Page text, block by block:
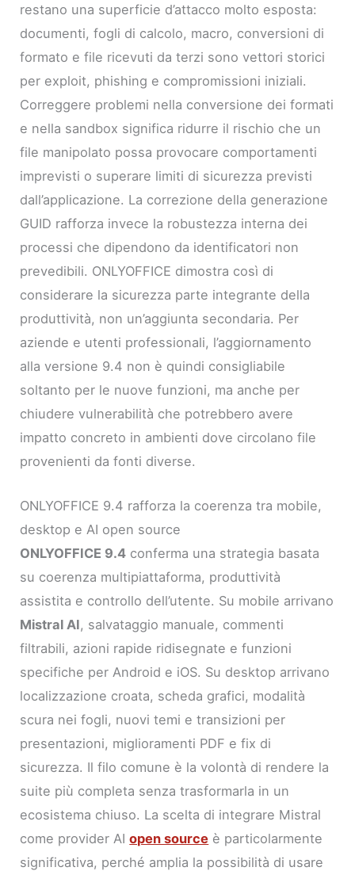
restano una superficie d’attacco molto esposta:
documenti, fogli di calcolo, macro, conversioni di
formato e file ricevuti da terzi sono vettori storici
per exploit, phishing e compromissioni iniziali.
Correggere problemi nella conversione dei formati
e nella sandbox significa ridurre il rischio che un
file manipolato possa provocare comportamenti
imprevisti o superare limiti di sicurezza previsti
dall’applicazione. La correzione della generazione
GUID rafforza invece la robustezza interna dei
processi che dipendono da identificatori non
prevedibili. ONLYOFFICE dimostra così di
considerare la sicurezza parte integrante della
produttività, non un’aggiunta secondaria. Per
aziende e utenti professionali, l’aggiornamento
alla versione 9.4 non è quindi consigliabile
soltanto per le nuove funzioni, ma anche per
chiudere vulnerabilità che potrebbero avere
impatto concreto in ambienti dove circolano file
provenienti da fonti diverse.
ONLYOFFICE 9.4 rafforza la coerenza tra mobile,
desktop e AI open source
ONLYOFFICE 9.4 conferma una strategia basata
su coerenza multipiattaforma, produttività
assistita e controllo dell’utente. Su mobile arrivano
Mistral AI, salvataggio manuale, commenti
filtrabili, azioni rapide ridisegnate e funzioni
specifiche per Android e iOS. Su desktop arrivano
localizzazione croata, scheda grafici, modalità
scura nei fogli, nuovi temi e transizioni per
presentazioni, miglioramenti PDF e fix di
sicurezza. Il filo comune è la volontà di rendere la
suite più completa senza trasformarla in un
ecosistema chiuso. La scelta di integrare Mistral
come provider AIopen source è particolarmente
significativa, perché amplia la possibilità di usare